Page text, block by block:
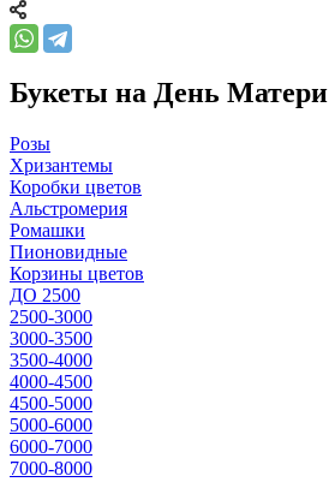
Букеты на День Матери
Розы
Хризантемы
Коробки цветов
Альстромерия
Ромашки
Пионовидные
Корзины цветов
ДО 2500
2500-3000
3000-3500
3500-4000
4000-4500
4500-5000
5000-6000
6000-7000
7000-8000